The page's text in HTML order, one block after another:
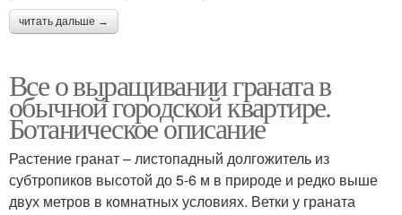
читать дальше →
Все о выращивании граната в
обычной городской квартире.
Ботаническое описание
Растение гранат – листопадный долгожитель из
субтропиков высотой до 5-6 м в природе и редко выше
двух метров в комнатных условиях. Ветки у граната